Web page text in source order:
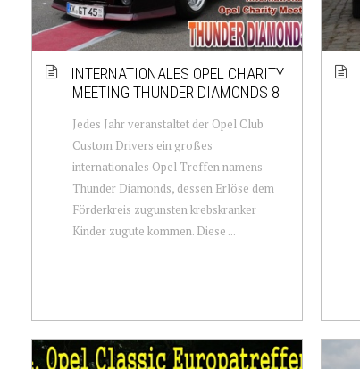
INTERNATIONALES OPEL CHARITY
MEETING THUNDER DIAMONDS 8
Jedes Jahr veranstaltet der Opel Club
Custom Drivers ein großes
internationales Opel Treffen namens
Thunder Diamonds, dessen Erlöse dem
Förderkreis zugunsten krebskranker
Kinder zugute kommen. Diese ...